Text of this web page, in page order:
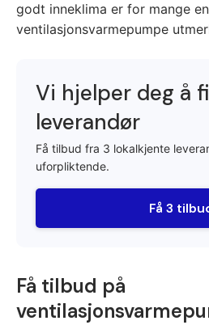
godt inneklima er for mange
ventilasjonsvarmepumpe
Vi hjelper deg å
leverandør
Få tilbud fra 3 lokalkjente
uforpliktende.
Få 3
Få tilbud på